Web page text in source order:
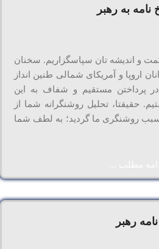
نامه به رهبر
و اندیشه تان سپاسگزاریم. سخنان
اروپا و آمریکای شمالی طنین انداز
پرداختن مستقیم و شفاف به این
حقیقتا، تحلیل روشنگرانه شما از
سبب روشنگری ما گردید؛ به لطف شما
نامه رهبر